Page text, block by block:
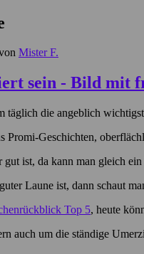
Mister F.
täglich die angeblich
Promi-Geschichten,
ist, da kann man gleich
Laune ist, dann schaut
Top 5, heute
auch um die ständige